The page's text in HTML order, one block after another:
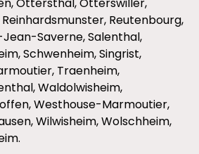
Reutenbourg,
Saverne, Salenthal,
Schwenheim, Singrist,
Traenheim,
Waldolwisheim,
Westhouse-Marmoutier,
Wilwisheim, Wolschheim,